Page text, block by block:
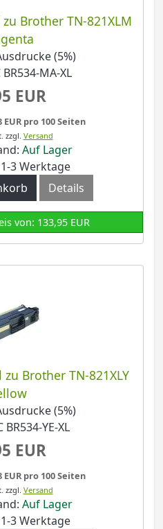
Brother TN-821XLM
(5%)
MA-XL
EUR
pro 100 Seiten
zzgl. Versand
Auf Lager
3 Werktage
Details
von: 133,95 EUR
Brother TN-821XLY
(5%)
BR534-YE-XL
EUR
pro 100 Seiten
zzgl. Versand
Auf Lager
3 Werktage